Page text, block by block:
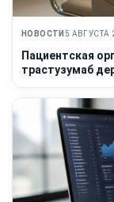
НОВОСТИ 5 АВГУСТА
Пациентская
трастузумаб